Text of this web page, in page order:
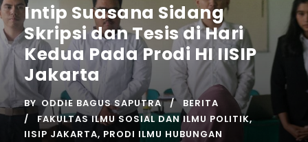
Intip Suasana Sidang
Skripsi dan Tesis di Hari
Kedua Pada Prodi HI IISIP
Jakarta
BY ODDIE BAGUS SAPUTRA
BERITA
FAKULTAS ILMU SOSIAL DAN ILMU POLITIK,
IISIP JAKARTA, PRODI ILMU HUBUNGAN